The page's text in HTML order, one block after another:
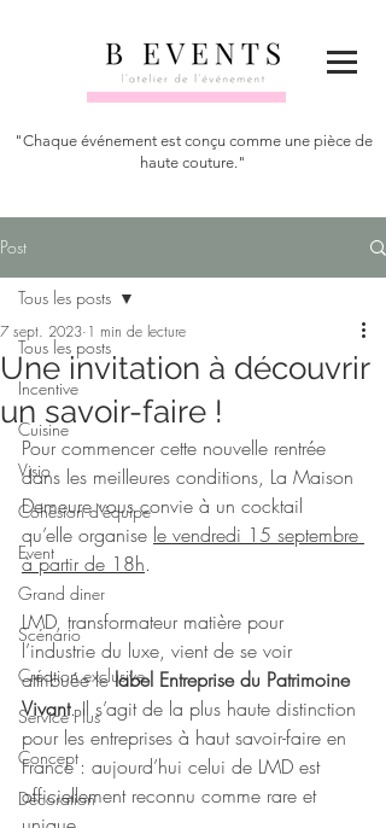
"Chaque événement est conçu comme une pièce de
haute couture."
Post
Tous les posts
Incentive
Cuisine
Visio
Cohésion d'équipe
Event
Grand diner
Scénario
Création exclusive
Service Plus
Concept
Décoration
Tous les posts
Une invitation à découvrir
un savoir-faire !
7 sept. 2023 1 min de lecture
Pour commencer cette nouvelle rentrée
dans les meilleures conditions, La Maison
Demeure vous convie à un cocktail
qu’elle organise le vendredi 15 septembre
à partir de 18h.
LMD, transformateur matière pour
l’industrie du luxe, vient de se voir
attribuée le label Entreprise du Patrimoine
Vivant. Il s’agit de la plus haute distinction
pour les entreprises à haut savoir-faire en
France : aujourd’hui celui de LMD est
officiellement reconnu comme rare et